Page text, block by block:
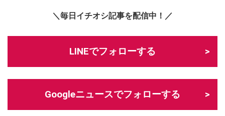
＼毎日イチオシ記事を配信中！／
LINEでフォローする
Googleニュースでフォローする